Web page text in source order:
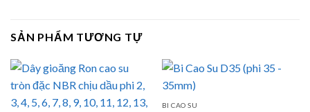
SẢN PHẨM TƯƠNG TỰ
BI CAO SU